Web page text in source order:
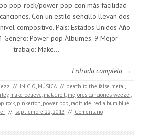
pop-rock/power pop con más facilidad
Con un estilo sencillo llevan dos
compositivo. País: Estados Unidos Año
Género: Power pop Álbumes: 9 Mejor
trabajo: Make…
Entrada completa →
// INICIO, MÚSICA // death to the false metal,
, make believe, maladroit, mejores canciones weezer,
rock, pinkerton, power pop, raditude, red album blue
// septiembre 22, 2013 // Comentario